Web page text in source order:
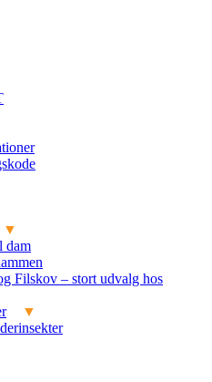
dam
Filskov – stort udvalg hos